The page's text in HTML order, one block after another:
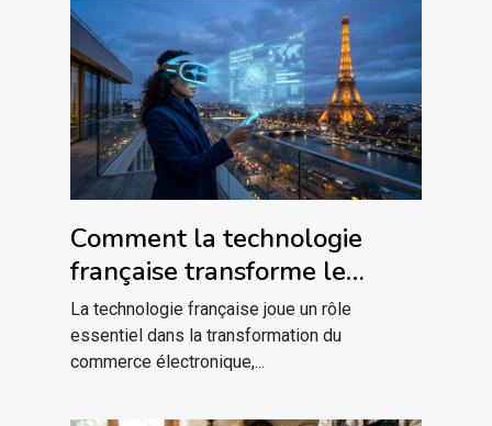
Comment la technologie
française transforme le
commerce électronique ?
La technologie française joue un rôle
essentiel dans la transformation du
commerce électronique,...